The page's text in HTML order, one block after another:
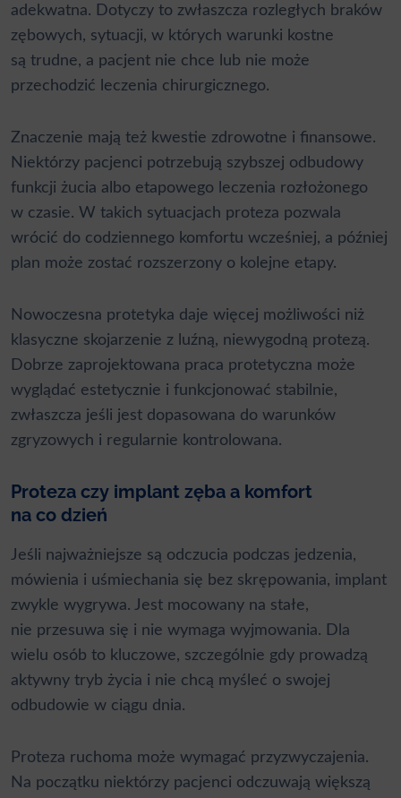
adekwatna. Dotyczy to zwłaszcza rozległych braków
zębowych, sytuacji, w których warunki kostne
są trudne, a pacjent nie chce lub nie może
przechodzić leczenia chirurgicznego.
Znaczenie mają też kwestie zdrowotne i finansowe.
Niektórzy pacjenci potrzebują szybszej odbudowy
funkcji żucia albo etapowego leczenia rozłożonego
w czasie. W takich sytuacjach proteza pozwala
wrócić do codziennego komfortu wcześniej, a później
plan może zostać rozszerzony o kolejne etapy.
Nowoczesna protetyka daje więcej możliwości niż
klasyczne skojarzenie z luźną, niewygodną protezą.
Dobrze zaprojektowana praca protetyczna może
wyglądać estetycznie i funkcjonować stabilnie,
zwłaszcza jeśli jest dopasowana do warunków
zgryzowych i regularnie kontrolowana.
Proteza czy implant zęba a komfort
na co dzień
Jeśli najważniejsze są odczucia podczas jedzenia,
mówienia i uśmiechania się bez skrępowania, implant
zwykle wygrywa. Jest mocowany na stałe,
nie przesuwa się i nie wymaga wyjmowania. Dla
wielu osób to kluczowe, szczególnie gdy prowadzą
aktywny tryb życia i nie chcą myśleć o swojej
odbudowie w ciągu dnia.
Proteza ruchoma może wymagać przyzwyczajenia.
Na początku niektórzy pacjenci odczuwają większą